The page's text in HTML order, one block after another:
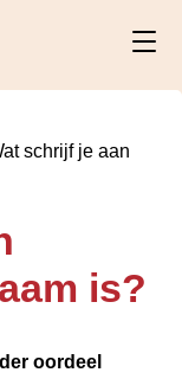
schrijf je aan
is?
oordeel